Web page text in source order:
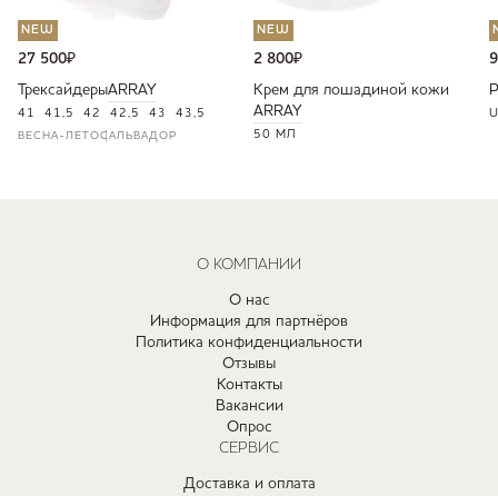
NEW
27 500₽
ТрексайдерыARRAY
41 41,5 42 42,5 43 43,5
ВЕСНА-ЛЕТОСАЛЬВАДОР
NEW
2 800₽
Крем для лошадиной кожи
ARRAY
50 МЛ
О КОМПАНИИ
О нас
Информация для партнёров
Политика конфиденциальности
Отзывы
Контакты
Вакансии
Опрос
СЕРВИС
Доставка и оплата